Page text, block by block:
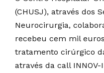
(CHUSJ), através dos
Neurocirurgia,
recebeu cem mil
tratamento cirúrgico
através da call